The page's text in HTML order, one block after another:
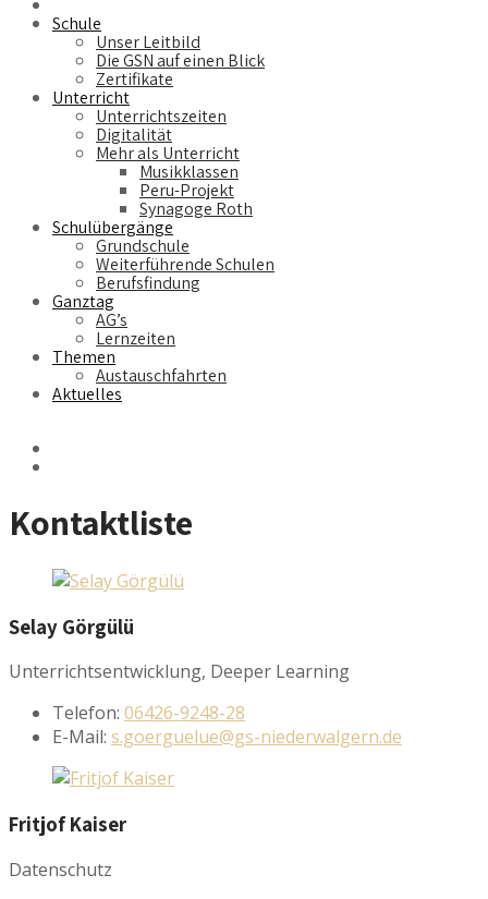
Schule
Unser Leitbild
Die GSN auf einen Blick
Zertifikate
Unterricht
Unterrichtszeiten
Digitalität
Mehr als Unterricht
Musikklassen
Peru-Projekt
Synagoge Roth
Schulübergänge
Grundschule
Weiterführende Schulen
Berufsfindung
Ganztag
AG’s
Lernzeiten
Themen
Austauschfahrten
Aktuelles
Kontaktliste
Selay Görgülü
Unterrichtsentwicklung, Deeper Learning
Telefon: 06426-9248-28
E-Mail: s.goerguelue@gs-niederwalgern.de
Fritjof Kaiser
Datenschutz